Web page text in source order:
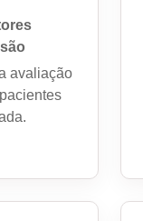
avaliação